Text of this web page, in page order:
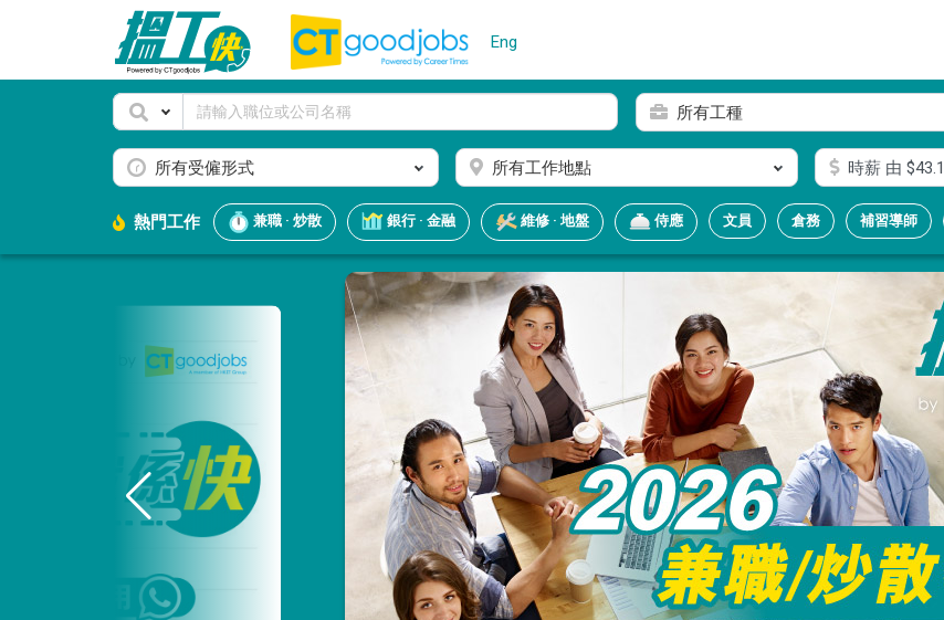
Eng
所有工種
所有受僱形式 所有工作地點 時薪由 $43.1
熱門工作 兼職 · 炒散 銀行 · 金融 維修 · 地盤 侍應 文員 倉務 補習導師